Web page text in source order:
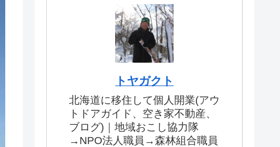
トヤガクト
北海道に移住して個人開業(アウ
トドアガイド、空き家不動産、
ブログ)｜地域おこし協力隊
→NPO法人職員→森林組合職員